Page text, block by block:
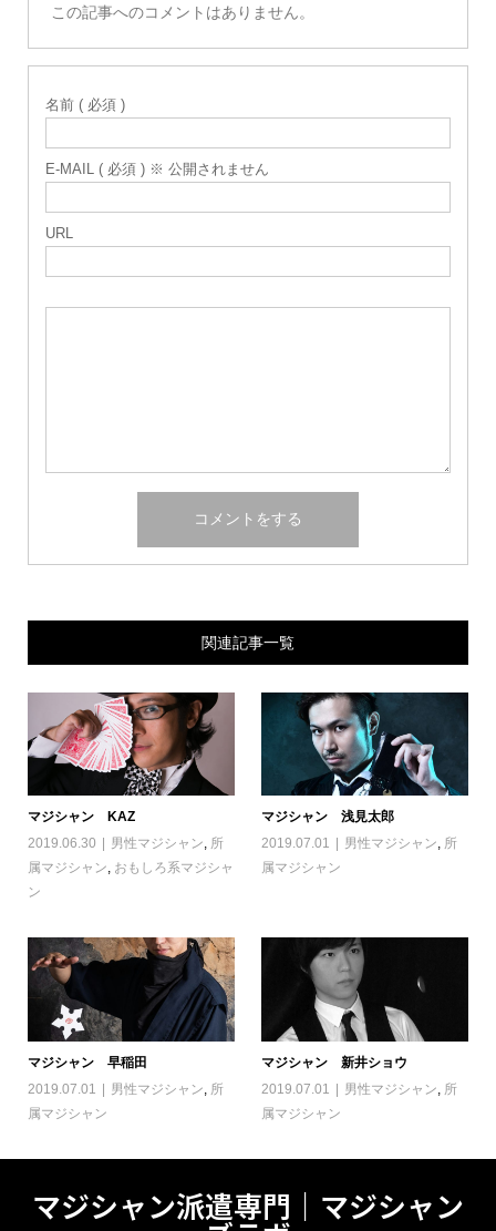
この記事へのコメントはありません。
名前 ( 必須 )
E-MAIL ( 必須 ) ※ 公開されません
URL
関連記事一覧
マジシャン KAZ
2019.06.30
男性マジシャン, 所
属マジシャン, おもしろ系マジシャ
ン
マジシャン 浅見太郎
2019.07.01
男性マジシャン, 所
属マジシャン
マジシャン 早稲田
2019.07.01
男性マジシャン 所
属マジシャン
マジシャン 新井ショウ
2019.07.01
男性マジシャン 所
属マジシャン
マジシャン派遣専門｜マジシャン